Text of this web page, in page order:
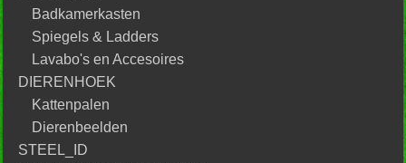
Badkamerkasten
Spiegels & Ladders
Lavabo's en Accesoires
DIERENHOEK
Kattenpalen
Dierenbeelden
STEEL_ID